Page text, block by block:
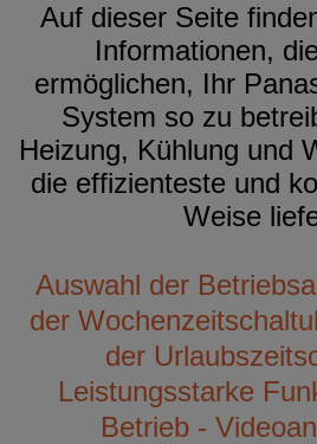
Auf dieser Seite
Informationen,
ermöglichen, Ihr
System so zu
Heizung, Kühlung und
die effizienteste und
Weise
Auswahl der
der
der
Leistungsstarke
Betrieb -